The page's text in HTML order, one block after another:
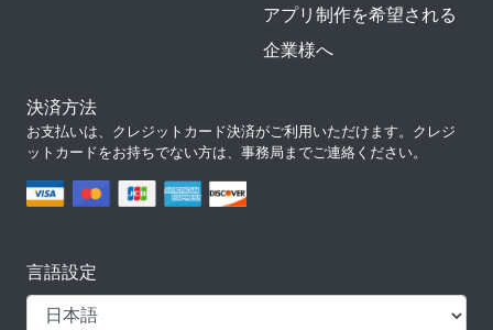
アプリ制作を希望される
企業様へ
決済方法
お支払いは、クレジットカード決済がご利用いただけます。クレジ
ットカードをお持ちでない方は、事務局までご連絡ください。
言語設定